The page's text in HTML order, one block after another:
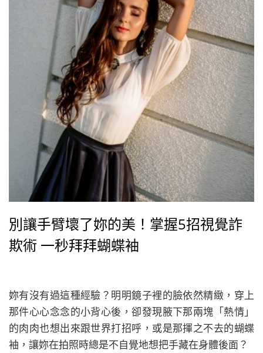
別讓手臂壞了妳的美！掌握5招視覺詐
欺術 一秒拜拜蝴蝶袖
妳有沒有過這種經驗？明明鏡子裡的臉依然精緻，穿上
那件心心念念的小背心後，卻發現腋下那兩塊「熱情」
的肉肉也想出來跟世界打招呼，或是那揮之不去的蝴蝶
袖，讓妳在拍照時總是不自覺地想把手藏在身體後面？